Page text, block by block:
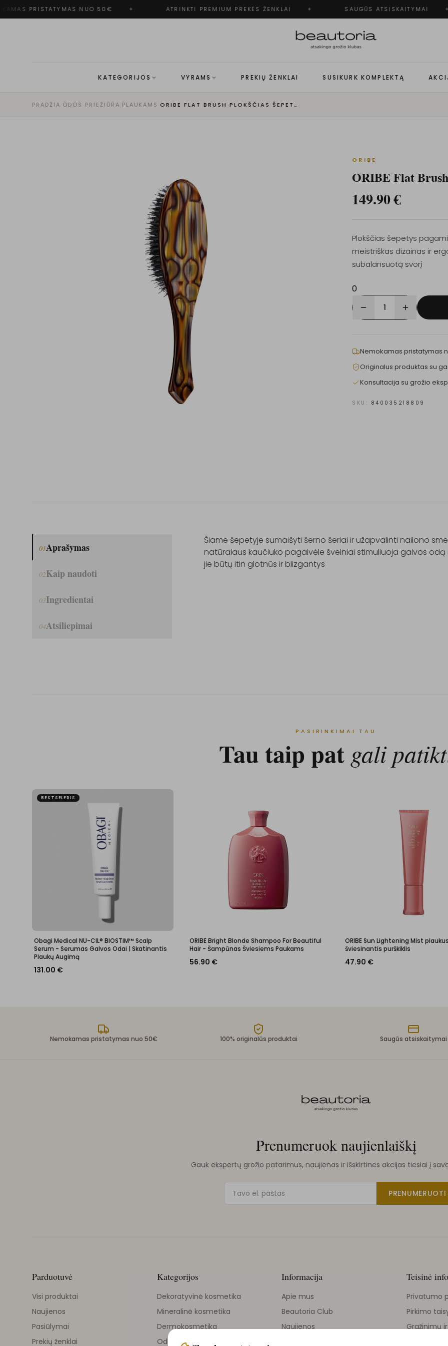
PRISTATYMAS NUO 50€ ATRINKTI PREMIUM PREKĖS ŽENKLAI SAUGŪS ATSISKAITYMAI ✦
KATEGORIJOS VYRAMS PREKIŲ ŽENKLAI SUSIKURK KOMPLEKTĄ
PRADŽIA·ODOS PRIEŽIŪRA·PLAUKAMS · ORIBE FLAT BRUSH PLOKŠČIAS ŠEPETYS
ORIBE
ORIBE Flat
149.90€
Plokščias šepetys
meistriškas dizainas ir
subalansuotą svorį
0
1
Nemokamas pristatymas
Originalus produktas su
Konsultacija su grožio
SKU: 840035218809
01Aprašymas
02Kaip naudoti
03Ingredientai
04Atsiliepimai
Šiame šepetyje sumaišyti šerno šeriai ir užapvalinti nailono
natūralaus kaučiuko pagalvėle švelniai stimuliuoja galvos odą
jie būtų itin glotnūs ir blizgantys
PASIRINKIMAI TAU
Tau taip pat gali
BESTSELERIS
Obagi Medical NU-CIL® BIOSTIM™ Scalp
Serum - Serumas Galvos Odai | Skatinantis
Plaukų Augimą
131.00 €
ORIBE Bright Blonde Shampoo For Beautiful
Hair - Šampūnas Šviesiems Paukams
56.90 €
ORIBE Sun Lightening Mist
šviesinantis purškiklis
47.90 €
Nemokamas pristatymas nuo 50€ 100% originalūs produktai Saugūs atsiskaitymai
Prenumeruok naujienlaiškį
Gauk ekspertų grožio patarimus, naujienas ir išskirtines akcijas tiesiai į
PRENUMERUOTI
Parduotuvė
Visi produktai
Naujienos
Pasiūlymai
Prekių ženklai
Kategorijos
Dekoratyvinė kosmetika
Mineralinė kosmetika
Dermokosmetika
Odos priežiūra
Informacija
Apie mus
Beautoria Club
Naujienos
Teisinė
Privatumo
Pirkimo
Grąžinimų